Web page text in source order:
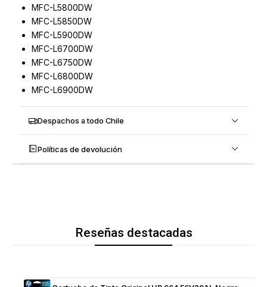
MFC-L5800DW
MFC-L5850DW
MFC-L5900DW
MFC-L6700DW
MFC-L6750DW
MFC-L6800DW
MFC-L6900DW
Despachos a todo Chile
Políticas de devolución
Reseñas destacadas